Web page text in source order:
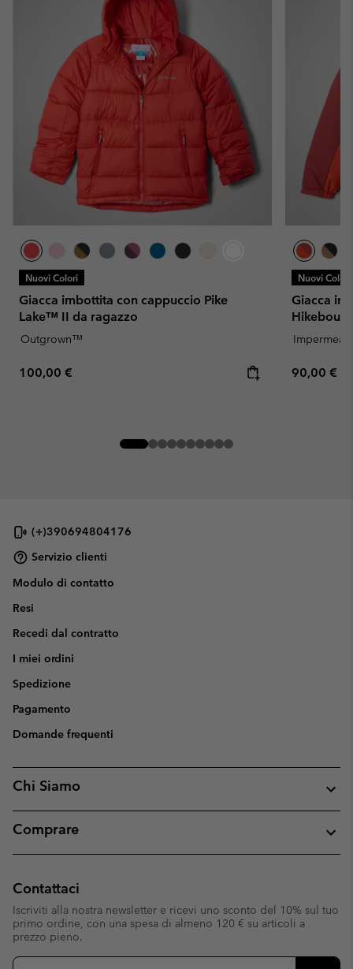
Nuovi Colori
Giacca imbottita con cappuccio Pike
Lake™ II da ragazzo
Outgrown™
Regular price:
100,00 €
Nuovi Colori
Giacca
Regular
90,00 €
(+)390694804176
Servizio clienti
Modulo di contatto
Resi
Recedi dal contratto
I miei ordini
Spedizione
Pagamento
Domande frequenti
Chi Siamo
Comprare
Contattaci
Iscriviti alla nostra newsletter e ricevi uno sconto del 10% sul tuo
primo ordine, con una spesa di almeno 120 € su articoli a
prezzo pieno.
Iscrizione